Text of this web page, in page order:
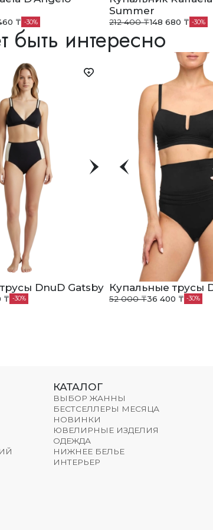
₸ 30
Summer
212 400 ₸148 680 ₸ 30
быть интересно
DnuD Gatsby
₸ 30
Купальные трусы
52 000 ₸36 400 ₸ 30
КАТАЛОГ
ВЫБОР ЖАННЫ
БЕСТСЕЛЛЕРЫ МЕСЯЦА
НОВИНКИ
ЮВЕЛИРНЫЕ ИЗДЕЛИЯ
ОДЕЖДА
НИЖНЕЕ БЕЛЬЕ
ИНТЕРЬЕР